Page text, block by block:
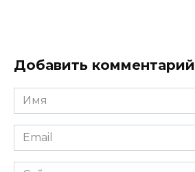
Добавить комментарий
Имя
*
Email
*
Сайт